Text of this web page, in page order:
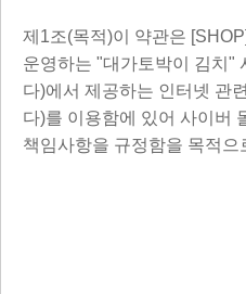
제1조(목적)이 약관은
운영하는 "대가토박이 김치"
다)에서 제공하는 인터넷 관
다)를 이용함에 있어 사이버
책임사항을 규정함을 목적으